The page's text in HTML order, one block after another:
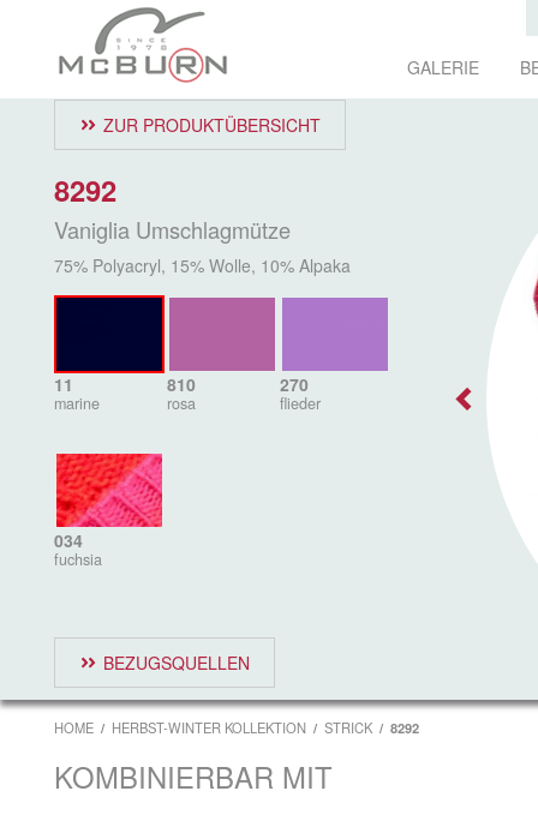
GALERIE
ZUR PRODUKTÜBERSICHT
8292
Vaniglia Umschlagmütze
75% Polyacryl, 15% Wolle, 10% Alpaka
11
marine
810
rosa
270
flieder
034
fuchsia
BEZUGSQUELLEN
HOME HERBST-WINTER KOLLEKTION STRICK 8292
KOMBINIERBAR MIT